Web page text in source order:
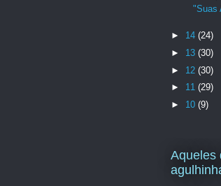
"Suas
► 14 (24)
► 13 (30)
► 12 (30)
► 11 (29)
► 10 (9)
Aqueles